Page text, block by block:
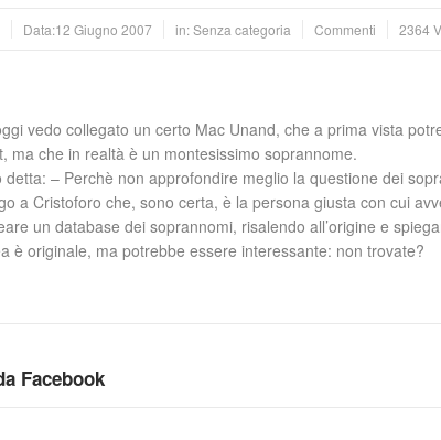
Data:12 Giugno 2007 in: Senza categoria Commenti 2364
vedo collegato un certo Mac Unand, che a prima vista
ma che in realtà è un montesissimo soprannome.
detta: – Perchè non approfondire meglio la questione dei
a Cristoforo che, sono certa, è la persona giusta con cui
un database dei soprannomi, risalendo all’origine e
è originale, ma potrebbe essere interessante: non trovate?
Facebook